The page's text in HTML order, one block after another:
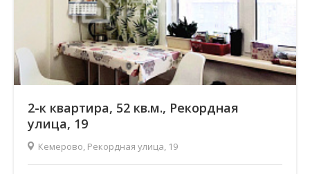
2-к квартира, 52 кв.м., Рекордная
улица, 19
Кемерово, Рекордная улица, 19
2